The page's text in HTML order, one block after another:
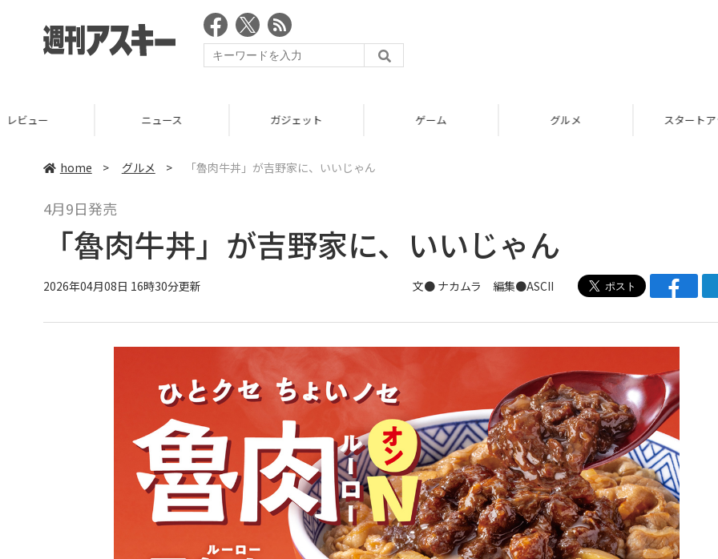
ニュース ガジェット ゲーム スタートアップ
home > グルメ > 「魯肉牛丼」が吉野家に、いいじゃん
4月9日発売
「魯肉牛丼」が吉野家に、いいじゃん
2026年04月08日 16時30分更新 文● ナカムラ 編集●ASCII